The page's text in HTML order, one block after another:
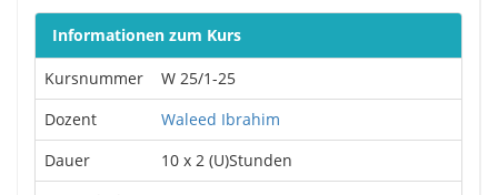
Informationen zum Kurs
Kursnummer
W 25/1-25
Dozent
Waleed Ibrahim
Dauer
10 x 2 (U)Stunden